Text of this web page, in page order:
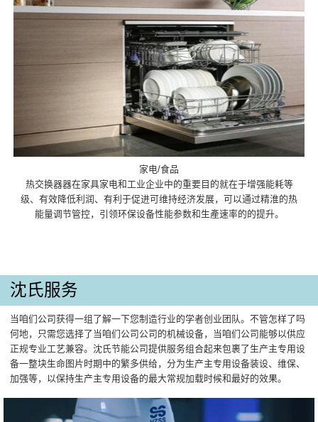
家电/食品
热交换器器在家具家电和工业企业中的重要目的就在于增强能耗等
级、有效降低利润、有利于促进可维持经济发展，可以通过精淮的热
能量调节管控，引领环保设备性能参数和生產速率的的提升。
沈氏服务
当咱们公司获得一组了解一下您制造行业的学者创业团队。不管怎样了吗
何地，只需您选择了当咱们公司公司的机械设备，当咱们公司能够以供应
正规专业工艺兼容。沈氏节能公司提供服务组合起来包裹了生产主专用设
备一整块生命图片时期中的繁多供给，分为生产主专用设备装设、维保、
加强等，以保持生产主专用设备的最大常规加载时候和最好的效果。